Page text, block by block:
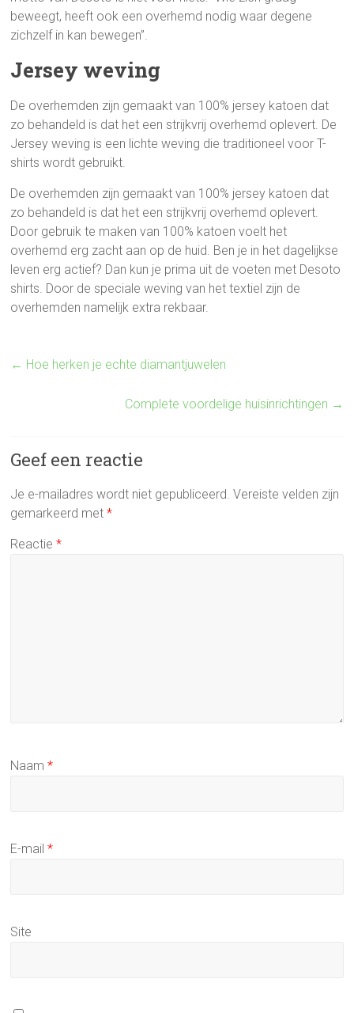
beweegt, heeft ook een overhemd nodig waar degene
zichzelf in kan bewegen”.
Jersey weving
De overhemden zijn gemaakt van 100% jersey katoen dat
zo behandeld is dat het een strijkvrij overhemd oplevert. De
Jersey weving is een lichte weving die traditioneel voor T-
shirts wordt gebruikt.
De overhemden zijn gemaakt van 100% jersey katoen dat
zo behandeld is dat het een strijkvrij overhemd oplevert.
Door gebruik te maken van 100% katoen voelt het
overhemd erg zacht aan op de huid. Ben je in het dagelijkse
leven erg actief? Dan kun je prima uit de voeten met Desoto
shirts. Door de speciale weving van het textiel zijn de
overhemden namelijk extra rekbaar.
← Hoe herken je echte diamantjuwelen
Complete voordelige huisinrichtingen →
Geef een reactie
Je e-mailadres wordt niet gepubliceerd. Vereiste velden zijn
gemarkeerd met*
Reactie*
Naam*
E-mail*
Site